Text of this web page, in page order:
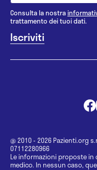
Consulta la nostra
trattamento dei tuoi dati.
@ 2010 - 2026 Pazienti.org
07112280966
Le informazioni proposte
medico. In nessun caso,